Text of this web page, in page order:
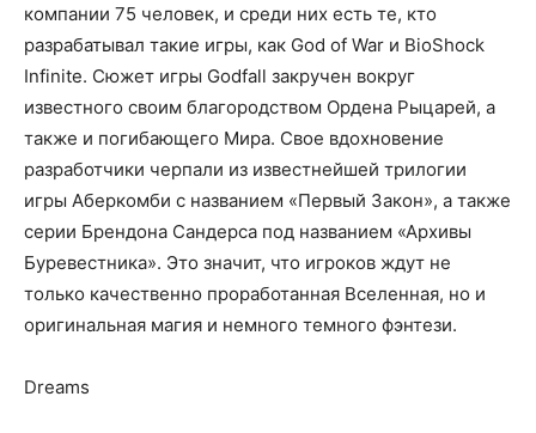
компании 75 человек, и среди них есть те, кто
разрабатывал такие игры, как God of War и BioShock
Infinite. Сюжет игры Godfall закручен вокруг
известного своим благородством Ордена Рыцарей, а
также и погибающего Мира. Свое вдохновение
разработчики черпали из известнейшей трилогии
игры Аберкомби с названием «Первый Закон», а также
серии Брендона Сандерса под названием «Архивы
Буревестника». Это значит, что игроков ждут не
только качественно проработанная Вселенная, но и
оригинальная магия и немного темного фэнтези.
Dreams